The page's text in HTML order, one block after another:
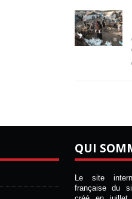
QUI
Le site
française du